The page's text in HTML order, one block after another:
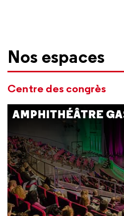
Nos espaces
Centre des congrès
AMPHITHÉÂTRE
900 fauteuils - 16 emplacements